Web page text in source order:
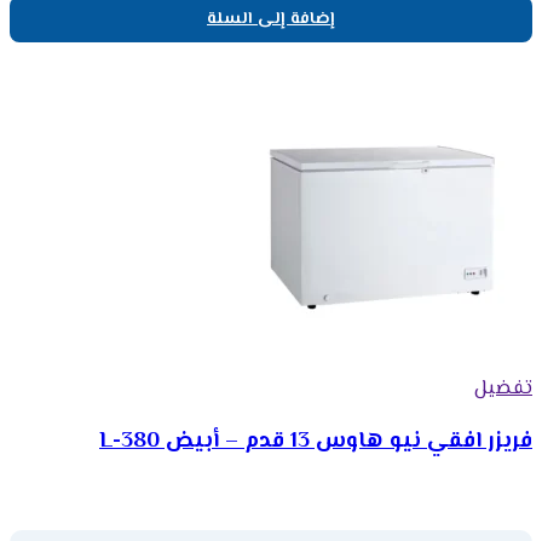
إضافة إلى السلة
تفضيل
فريزر افقي نيو هاوس 13 قدم – أبيض 380-L